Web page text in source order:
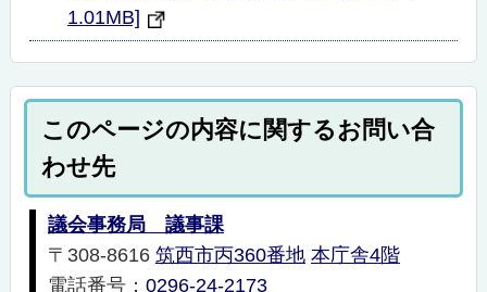
1.01MB]
このページの内容に関するお問い合
わせ先
議会事務局 議事課
〒308-8616 筑西市丙360番地 本庁舎4階
電話番号： 0296-24-2173